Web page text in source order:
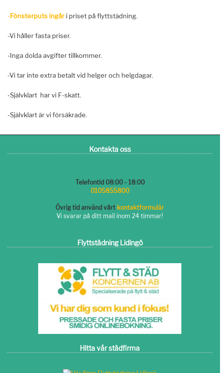
-Fönsterputs ingåri priset på flyttstädning.
-Vi håller fasta priser.
-Inga dolda avgifter tillkommer.
-Vi tar inte extra betalt vid helger och helgdagar.
-Självklart har vi F-skatt.
-Självklart är vi försäkrade.
Kontakta oss
Telefontid 08:00 - 18:00
0105855800
Övrig tid använd vårt kontaktformulär
Vi svarar på ditt mail inom 24 timmar!
Flyttstädning Lidingö
Hitta vår städfirma